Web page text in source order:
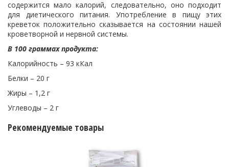
содержится мало калорий, следовательно, оно подходит
для диетического питания. Употребление в пищу этих
креветок положительно сказывается на состоянии нашей
кроветворной и нервной системы.
В 100 граммах продукта:
Калорийность – 93 кКал
Белки – 20 г
Жиры – 1,2 г
Углеводы – 2 г
Рекомендуемые товары